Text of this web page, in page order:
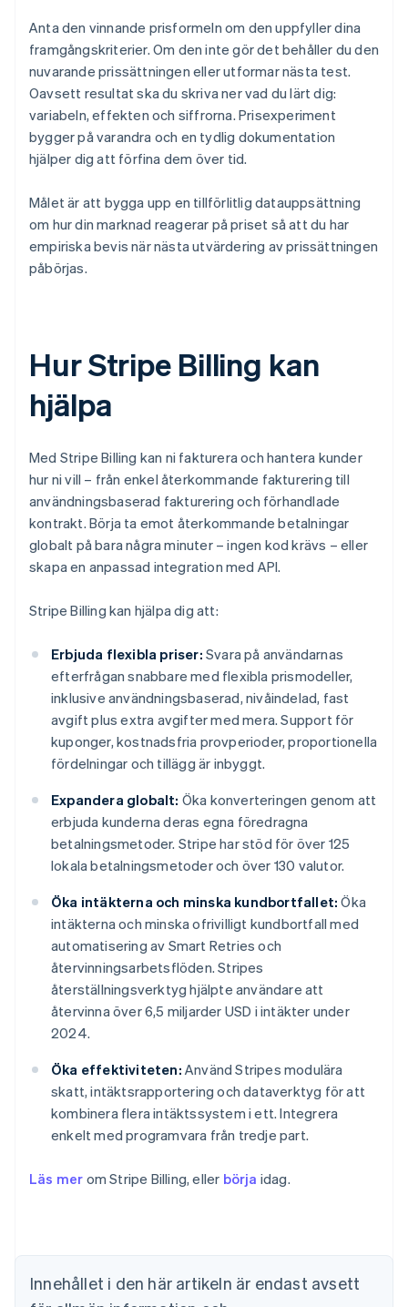
Anta den vinnande prisformeln om den uppfyller dina
framgångskriterier. Om den inte gör det behåller du den
nuvarande prissättningen eller utformar nästa test.
Oavsett resultat ska du skriva ner vad du lärt dig:
variabeln, effekten och siffrorna. Prisexperiment
bygger på varandra och en tydlig dokumentation
hjälper dig att förfina dem över tid.
Målet är att bygga upp en tillförlitlig datauppsättning
om hur din marknad reagerar på priset så att du har
empiriska bevis när nästa utvärdering av prissättningen
påbörjas.
Hur Stripe Billing kan
hjälpa
Med Stripe Billing kan ni fakturera och hantera kunder
hur ni vill – från enkel återkommande fakturering till
användningsbaserad fakturering och förhandlade
kontrakt. Börja ta emot återkommande betalningar
globalt på bara några minuter – ingen kod krävs – eller
skapa en anpassad integration med API.
Stripe Billing kan hjälpa dig att:
Erbjuda flexibla priser: Svara på användarnas
efterfrågan snabbare med flexibla prismodeller,
inklusive användningsbaserad, nivåindelad, fast
avgift plus extra avgifter med mera. Support för
kuponger, kostnadsfria provperioder, proportionella
fördelningar och tillägg är inbyggt.
Expandera globalt: Öka konverteringen genom att
erbjuda kunderna deras egna föredragna
betalningsmetoder. Stripe har stöd för över 125
lokala betalningsmetoder och över 130 valutor.
Öka intäkterna och minska kundbortfallet: Öka
intäkterna och minska ofrivilligt kundbortfall med
automatisering av Smart Retries och
återvinningsarbetsflöden. Stripes
återställningsverktyg hjälpte användare att
återvinna över 6,5 miljarder USD i intäkter under
2024.
Öka effektiviteten: Använd Stripes modulära
skatt, intäktsrapportering och dataverktyg för att
kombinera flera intäktssystem i ett. Integrera
enkelt med programvara från tredje part.
Läs mer om Stripe Billing, eller börja idag.
Innehållet i den här artikeln är endast avsett
Australien
Brasilien
PortuguêsEnglish
Bulgarien